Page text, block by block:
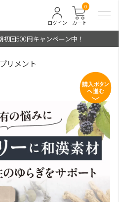
カート
0
ログイン
回500円キャンペーン中！
リメント